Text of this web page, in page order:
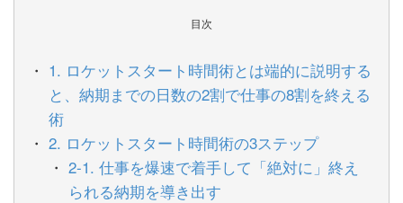
目次
1. ロケットスタート時間術とは端的に説明する
と、納期までの日数の2割で仕事の8割を終える
術
2. ロケットスタート時間術の3ステップ
2-1. 仕事を爆速で着手して「絶対に」終え
られる納期を導き出す